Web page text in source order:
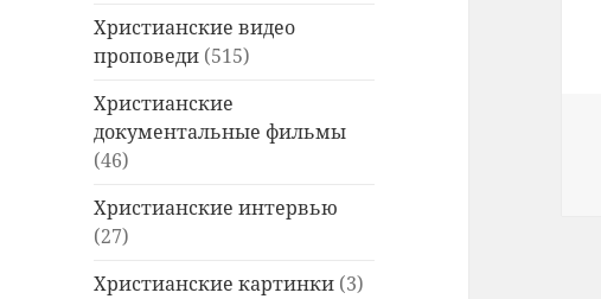
Христианские видео
проповеди (515)
Христианские
документальные фильмы
(46)
Христианские интервью
(27)
Христианские картинки (3)